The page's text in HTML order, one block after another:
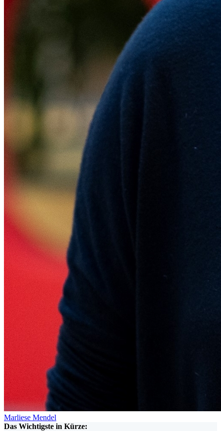
Marliese Mendel
Das Wichtigste in Kürze: